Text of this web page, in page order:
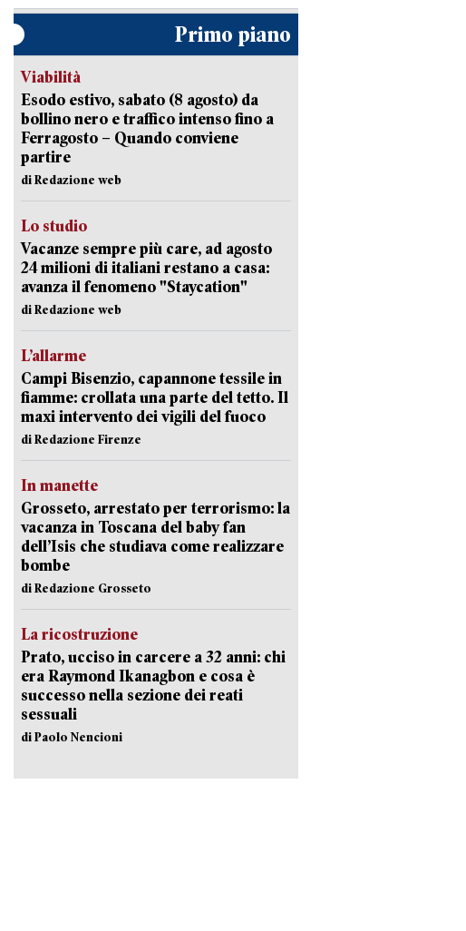
Primo piano
Viabilità
Esodo estivo, sabato (8 agosto) da
bollino nero e traffico intenso fino a
Ferragosto – Quando conviene
partire
di Redazione web
Lo studio
Vacanze sempre più care, ad agosto
24 milioni di italiani restano a casa:
avanza il fenomeno "Staycation"
di Redazione web
L’allarme
Campi Bisenzio, capannone tessile in
fiamme: crollata una parte del tetto. Il
maxi intervento dei vigili del fuoco
di Redazione Firenze
In manette
Grosseto, arrestato per terrorismo: la
vacanza in Toscana del baby fan
dell’Isis che studiava come realizzare
bombe
di Redazione Grosseto
La ricostruzione
Prato, ucciso in carcere a 32 anni: chi
era Raymond Ikanagbon e cosa è
successo nella sezione dei reati
sessuali
di Paolo Nencioni